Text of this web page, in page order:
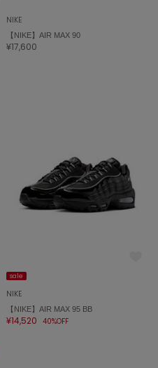
NIKE
【NIKE】AIR MAX 90
¥17,600
sale
NIKE
【NIKE】AIR MAX 95 BB
¥14,520 40%OFF